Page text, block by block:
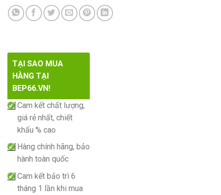
TẠI SAO MUA
HÀNG TẠI
BEP66.VN!
Cam kết chất lượng,
giá rẻ nhất, chiết
khấu % cao
Hàng chính hãng, bảo
hành toàn quốc
Cam kết bảo trì 6
tháng 1 lần khi mua